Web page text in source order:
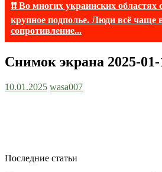
❗❗ Во многих украинских
крупное подполье. Люди всё чаще
сопротивление...
Снимок экрана 2025-01-
10.01.2025 wasa007
Последние статьи